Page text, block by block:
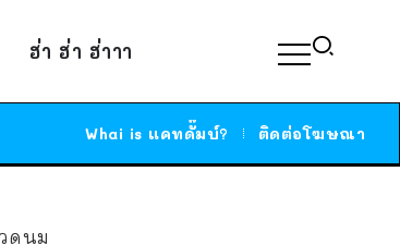
ฮ่า ฮ่า ฮ่าาา
Whai is แคทดั๊มบ์? ติดต่อโฆษณา
ดนม